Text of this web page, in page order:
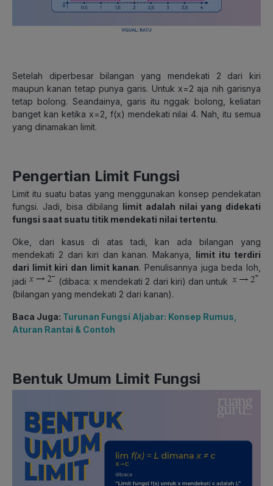
Setelah diperbesar bilangan yang mendekati 2 dari kiri
maupun kanan tetap punya garis. Untuk x=2 aja nih garisnya
tetap bolong. Seandainya, garis itu nggak bolong, keliatan
banget kan ketika x=2, f(x) mendekati nilai 4. Nah, itu semua
yang dinamakan limit.
Pengertian Limit Fungsi
Limit itu suatu batas yang menggunakan konsep pendekatan
fungsi. Jadi, bisa dibilang limit adalah nilai yang didekati
fungsi saat suatu titik mendekati nilai tertentu.
Oke, dari kasus di atas tadi, kan ada bilangan yang
mendekati 2 dari kiri dan kanan. Makanya, limit itu terdiri
dari limit kiri dan limit kanan. Penulisannya juga beda loh,
jadi
(dibaca: x mendekati 2 dari kiri) dan untuk
(bilangan yang mendekati 2 dari kanan).
Baca Juga: Turunan Fungsi Aljabar: Konsep Rumus,
Aturan Rantai & Contoh
Bentuk Umum Limit Fungsi